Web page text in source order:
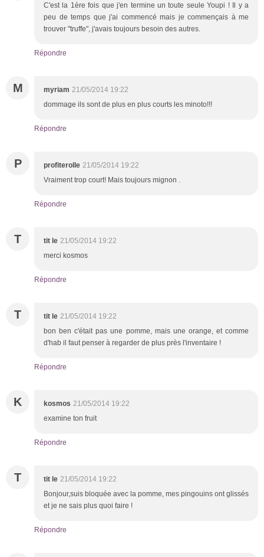
C'est la 1ère fois que j'en termine un toute seule Youpi ! Il y a
peu de temps que j'ai commencé mais je commençais à me
trouver "truffe", j'avais toujours besoin des autres.
Répondre
M myriam 21/05/2014 19:22
dommage ils sont de plus en plus courts les minoto!!!
Répondre
P profiterolle 21/05/2014 19:22
Vraiment trop court! Mais toujours mignon .
Répondre
T tit le 21/05/2014 19:22
merci kosmos
Répondre
T tit le 21/05/2014 19:22
bon ben c'était pas une pomme, mais une orange, et comme
d'hab il faut penser à regarder de plus près l'inventaire !
Répondre
K kosmos 21/05/2014 19:22
examine ton fruit
Répondre
T tit le 21/05/2014 19:22
Bonjour,suis bloquée avec la pomme, mes pingouins ont glissés
et je ne sais plus quoi faire !
Répondre